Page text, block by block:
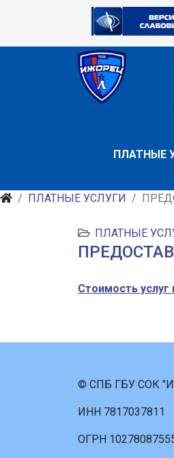
ПЛАТНЫЕ
ПЛАТНЫЕ УСЛУГИ
ПЛАТНЫЕ
Стоимость
© СПБ ГБУ СОК
ИНН 7817037811
ОГРН